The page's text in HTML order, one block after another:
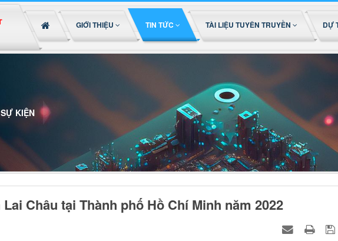
GIỚI THIỆU TIN TỨC TÀI LIỆU TUYÊN TRUYỀN DỰ
KIỆN
Châu tại Thành phố Hồ Chí Minh năm 2022